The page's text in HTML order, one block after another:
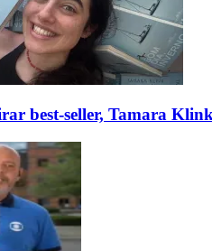
best-seller, Tamara